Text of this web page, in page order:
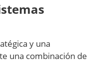
y una
una combinación de